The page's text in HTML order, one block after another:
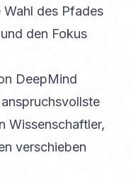
Wahl des Pfades
den Fokus
DeepMind
Wissenschaftler,
verschieben